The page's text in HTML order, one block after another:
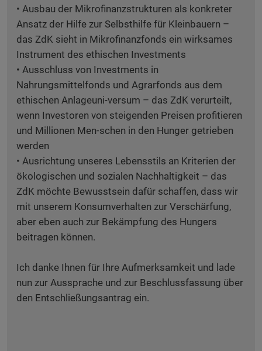
• Ausbau der Mikrofinanzstrukturen als konkreter
Ansatz der Hilfe zur Selbsthilfe für Kleinbauern –
das ZdK sieht in Mikrofinanzfonds ein wirksames
Instrument des ethischen Investments
• Ausschluss von Investments in
Nahrungsmittelfonds und Agrarfonds aus dem
ethischen Anlageuni-versum – das ZdK verurteilt,
wenn Investoren von steigenden Preisen profitieren
und Millionen Men-schen in den Hunger getrieben
werden
• Ausrichtung unseres Lebensstils an Kriterien der
ökologischen und sozialen Nachhaltigkeit – das
ZdK möchte Bewusstsein dafür schaffen, dass wir
mit unserem Konsumverhalten zur Verschärfung,
aber eben auch zur Bekämpfung des Hungers
beitragen können.
Ich danke Ihnen für Ihre Aufmerksamkeit und lade
nun zur Aussprache und zur Beschlussfassung über
den Entschließungsantrag ein.